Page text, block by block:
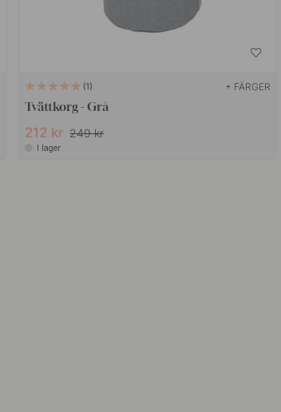
1 + FÄRGER
Tvättkorg - Grå
212 kr 249 kr
I lager